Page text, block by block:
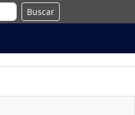
Buscar